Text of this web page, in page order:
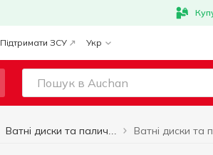
Підтримати ЗСУ Укр